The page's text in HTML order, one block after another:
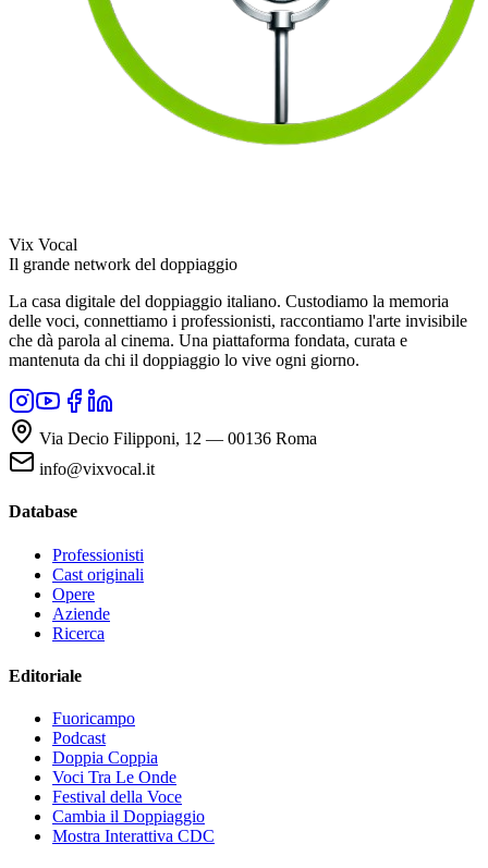
Vix Vocal
Il grande network del doppiaggio
La casa digitale del doppiaggio italiano. Custodiamo la memoria
delle voci, connettiamo i professionisti, raccontiamo l'arte invisibile
che dà parola al cinema. Una piattaforma fondata, curata e
mantenuta da chi il doppiaggio lo vive ogni giorno.
Via Decio Filipponi, 12 — 00136 Roma
info@vixvocal.it
Database
Professionisti
Cast originali
Opere
Aziende
Ricerca
Editoriale
Fuoricampo
Podcast
Doppia Coppia
Voci Tra Le Onde
Festival della Voce
Cambia il Doppiaggio
Mostra Interattiva CDC